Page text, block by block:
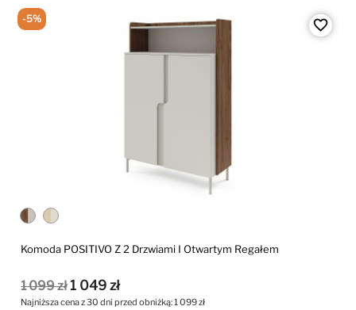
favorite_border
Komoda POSITIVO Z 2 Drzwiami I Otwartym Regałem
1 099 zł 1 049 zł
Najniższa cena z 30 dni przed obniżką:1 099 zł
-5%